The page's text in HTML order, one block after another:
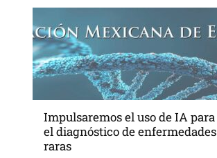
Impulsaremos el uso de IA para
el diagnóstico de enfermedades
raras